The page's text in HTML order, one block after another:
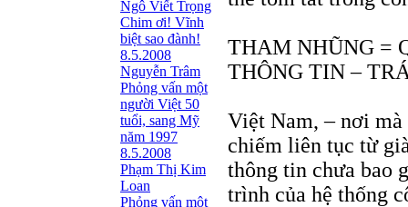
Ngô Viết Trọng
Chim ơi! Vĩnh
biệt sao đành!
8.5.2008
Nguyễn Trâm
Phỏng vấn một
người Việt 50
tuổi, sang Mỹ
năm 1997
8.5.2008
Phạm Thị Kim
Loan
Phỏng vấn một
THAM NHŨNG =
THÔNG TIN –
Việt Nam, – nơi
chiếm liên tục từ
thông tin chưa bao
trình của hệ thống